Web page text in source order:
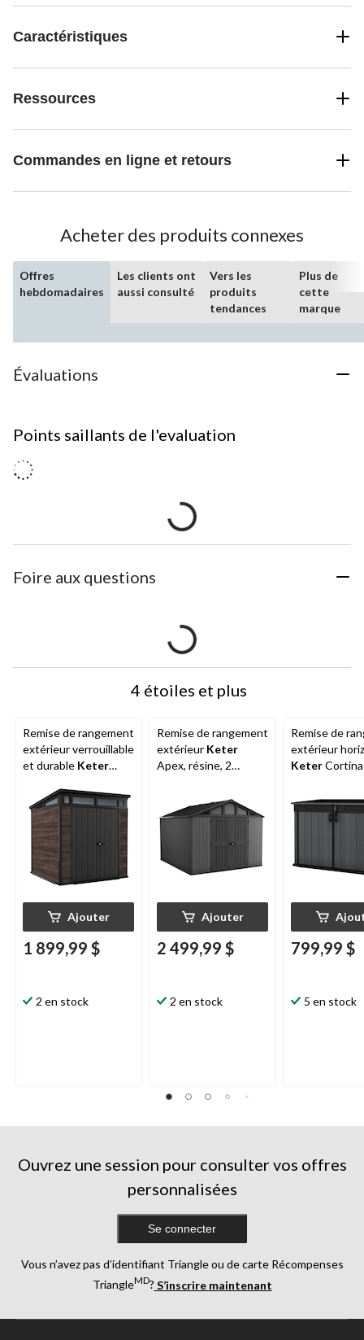
Caractéristiques
Ressources
Commandes en ligne et retours
Acheter des produits connexes
Offres
hebdomadaires
Les clients ont
aussi consulté
Vers les
produits
tendances
Plus de
cette
marque
Évaluations
Points saillants de l'evaluation
Foire aux questions
4 étoiles et plus
Remise de rangement
extérieur verrouillable
et durable Keter
portes, fenêtres,
résine, brun, 7 x 7 pi
Ajouter
1 899,99 $
2 en stock
Remise de rangement
extérieur Keter
Apex, résine, 2
lumière pleine
longueur, gris, 10 x
11,5 pi
Ajouter
2 499,99 $
2 en stock
Remise de
extérieur
Keter
ventilation
et toit
799,99 $
5 en stock
Ouvrez une session pour consulter vos offres
personnalisées
Se connecter
Vous n’avez pas d’identifiant Triangle ou de carte Récompenses
TriangleMD? S’inscrire maintenant